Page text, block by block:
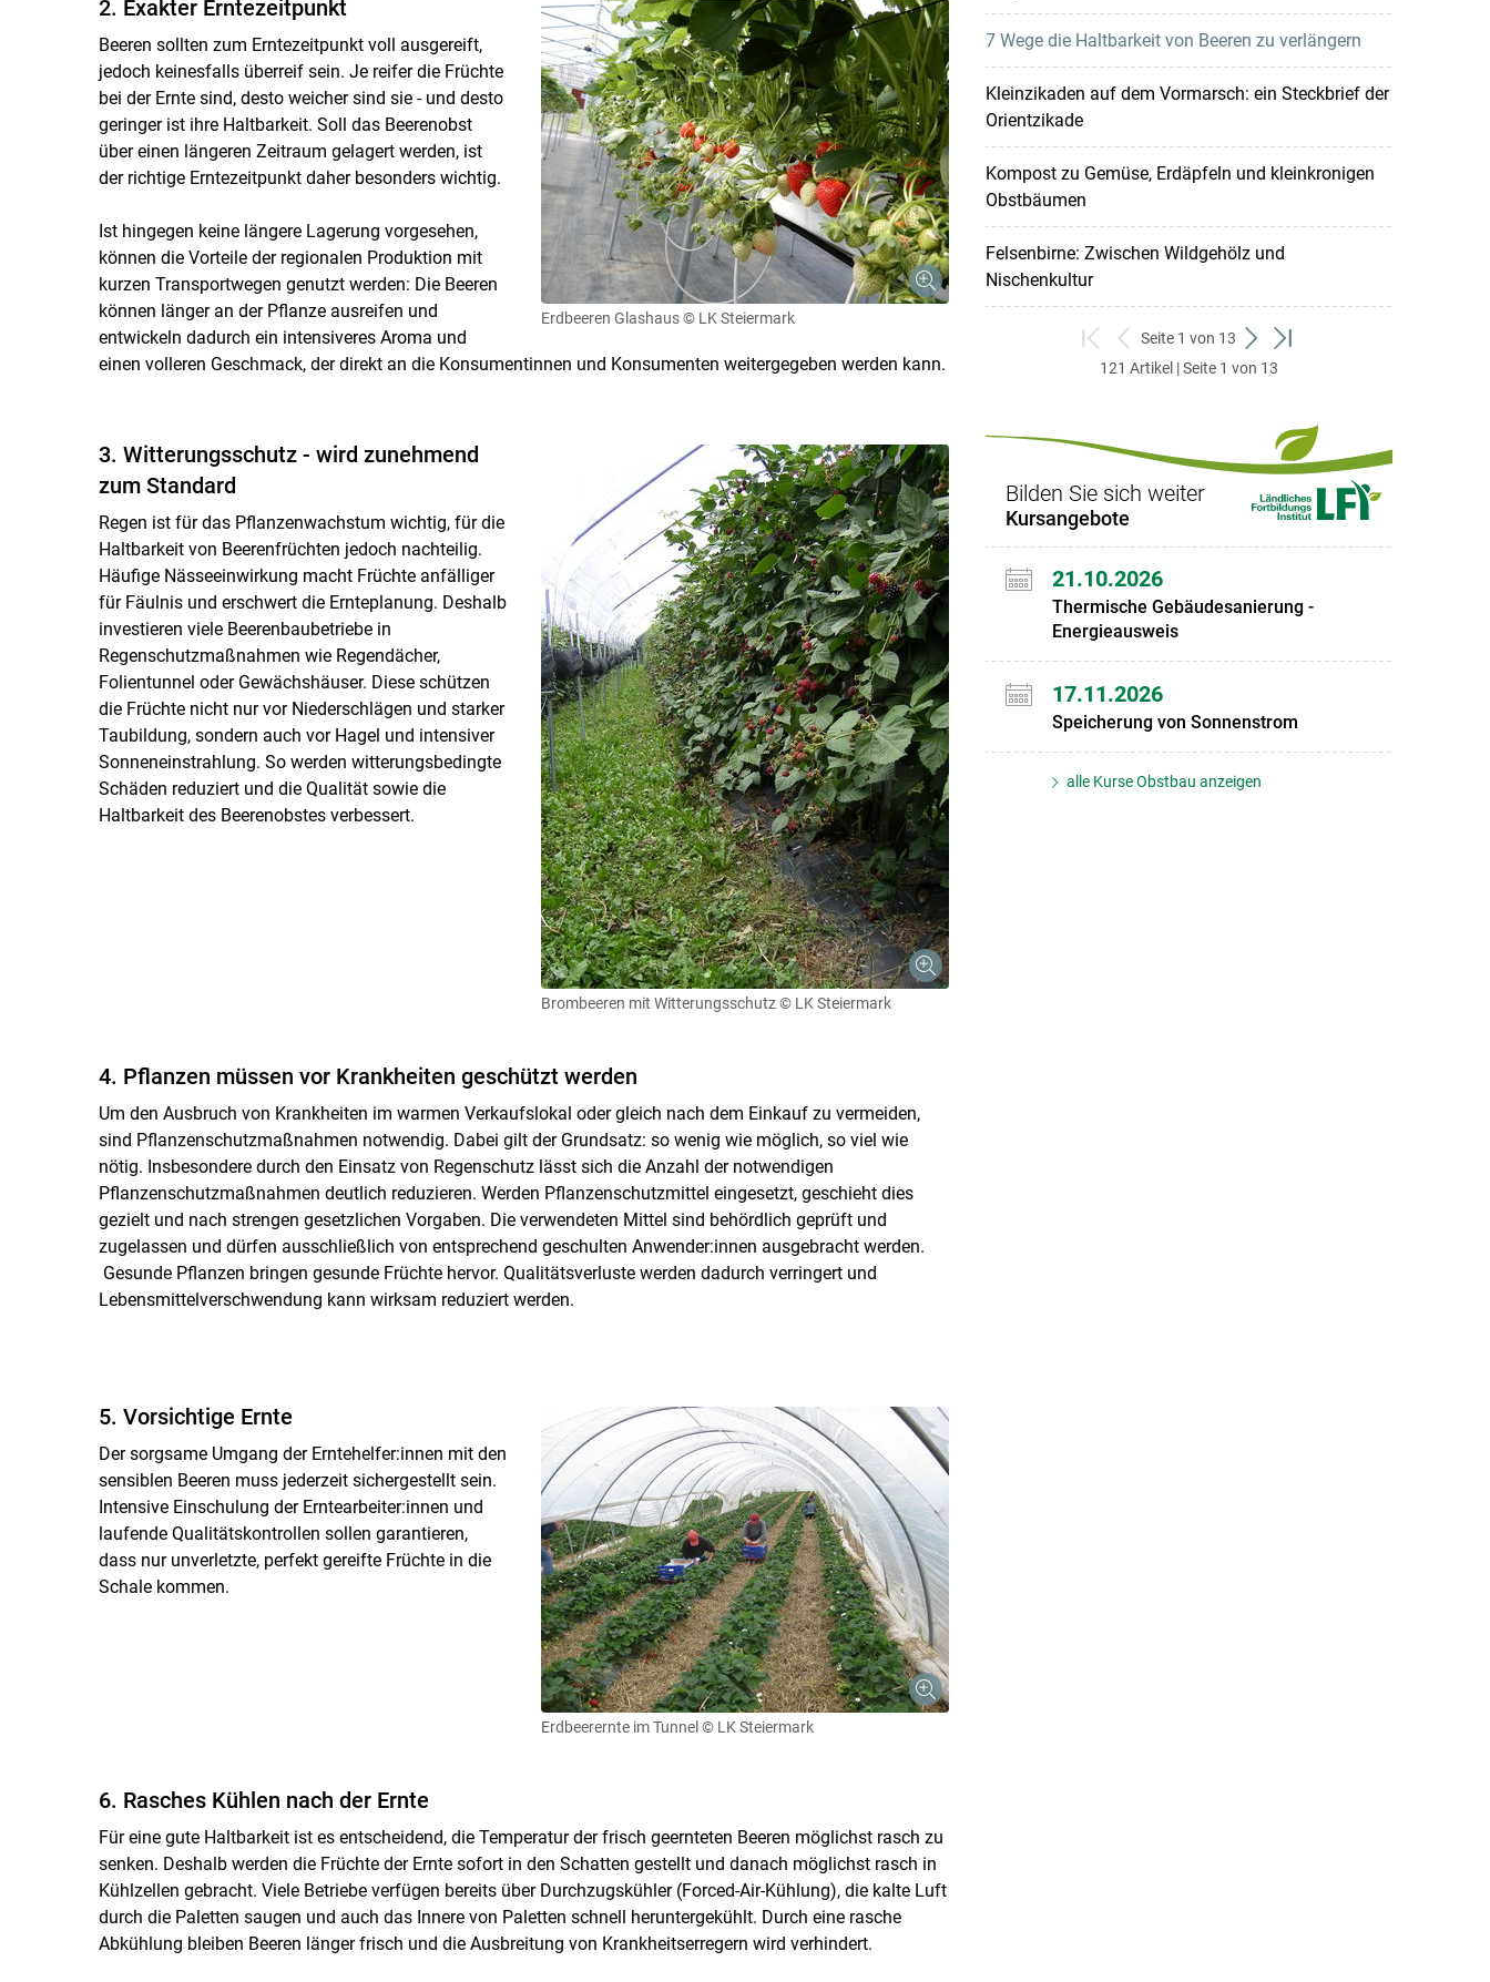
Skip to main content
Erdbeeren Glashaus © LK Steiermark
2. Exakter Erntezeitpunkt
Beeren sollten zum Erntezeitpunkt voll ausgereift,
jedoch keinesfalls überreif sein. Je reifer die Früchte
bei der Ernte sind, desto weicher sind sie - und desto
geringer ist ihre Haltbarkeit. Soll das Beerenobst
über einen längeren Zeitraum gelagert werden, ist
der richtige Erntezeitpunkt daher besonders wichtig.
Ist hingegen keine längere Lagerung vorgesehen,
können die Vorteile der regionalen Produktion mit
kurzen Transportwegen genutzt werden: Die Beeren
können länger an der Pflanze ausreifen und
entwickeln dadurch ein intensiveres Aroma und
einen volleren Geschmack, der direkt an die Konsumentinnen und Konsumenten weitergegeben werden kann.
Brombeeren mit Witterungsschutz © LK Steiermark
3. Witterungsschutz - wird zunehmend
zum Standard
Regen ist für das Pflanzenwachstum wichtig, für die
Haltbarkeit von Beerenfrüchten jedoch nachteilig.
Häufige Nässeeinwirkung macht Früchte anfälliger
für Fäulnis und erschwert die Ernteplanung. Deshalb
investieren viele Beerenbaubetriebe in
Regenschutzmaßnahmen wie Regendächer,
Folientunnel oder Gewächshäuser. Diese schützen
die Früchte nicht nur vor Niederschlägen und starker
Taubildung, sondern auch vor Hagel und intensiver
Sonneneinstrahlung. So werden witterungsbedingte
Schäden reduziert und die Qualität sowie die
Haltbarkeit des Beerenobstes verbessert.
4. Pflanzen müssen vor Krankheiten geschützt werden
Um den Ausbruch von Krankheiten im warmen Verkaufslokal oder gleich nach dem Einkauf zu vermeiden,
sind Pflanzenschutzmaßnahmen notwendig. Dabei gilt der Grundsatz: so wenig wie möglich, so viel wie
nötig. Insbesondere durch den Einsatz von Regenschutz lässt sich die Anzahl der notwendigen
Pflanzenschutzmaßnahmen deutlich reduzieren. Werden Pflanzenschutzmittel eingesetzt, geschieht dies
gezielt und nach strengen gesetzlichen Vorgaben. Die verwendeten Mittel sind behördlich geprüft und
zugelassen und dürfen ausschließlich von entsprechend geschulten Anwender:innen ausgebracht werden.
Gesunde Pflanzen bringen gesunde Früchte hervor. Qualitätsverluste werden dadurch verringert und
Lebensmittelverschwendung kann wirksam reduziert werden.
Erdbeerernte im Tunnel © LK Steiermark
5. Vorsichtige Ernte
Der sorgsame Umgang der Erntehelfer:innen mit den
sensiblen Beeren muss jederzeit sichergestellt sein.
Intensive Einschulung der Erntearbeiter:innen und
laufende Qualitätskontrollen sollen garantieren,
dass nur unverletzte, perfekt gereifte Früchte in die
Schale kommen.
6. Rasches Kühlen nach der Ernte
Für eine gute Haltbarkeit ist es entscheidend, die Temperatur der frisch geernteten Beeren möglichst rasch zu
senken. Deshalb werden die Früchte der Ernte sofort in den Schatten gestellt und danach möglichst rasch in
Kühlzellen gebracht. Viele Betriebe verfügen bereits über Durchzugskühler (Forced-Air-Kühlung), die kalte Luft
durch die Paletten saugen und auch das Innere von Paletten schnell heruntergekühlt. Durch eine rasche
Abkühlung bleiben Beeren länger frisch und die Ausbreitung von Krankheitserregern wird verhindert.
7 Wege die Haltbarkeit von Beeren zu verlängern
Kleinzikaden auf dem Vormarsch: ein Steckbrief der
Orientzikade
Kompost zu Gemüse, Erdäpfeln und kleinkronigen
Obstbäumen
Felsenbirne: Zwischen Wildgehölz und
Nischenkultur
zum
ersten
zurück
zum
Seite 1 von 13
weiter
zum
zum
121 Artikel | Seite 1 von 13
Bilden Sie sich weiter
Kursangebote
21.10.2026
Thermische Gebäudesanierung -
Energieausweis
17.11.2026
Speicherung von Sonnenstrom
alle Kurse Obstbau anzeigen